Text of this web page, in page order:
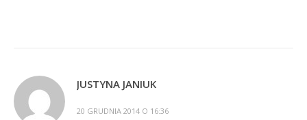
JUSTYNA JANIUK
20 GRUDNIA 2014 O 16:36